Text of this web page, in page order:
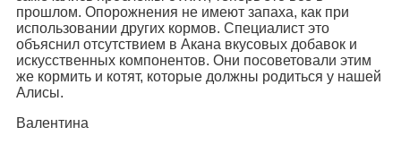
прошлом. Опорожнения не имеют запаха, как при
использовании других кормов. Специалист это
объяснил отсутствием в Акана вкусовых добавок и
искусственных компонентов. Они посоветовали этим
же кормить и котят, которые должны родиться у нашей
Алисы.
Валентина